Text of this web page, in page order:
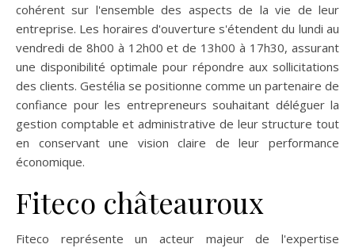
cohérent sur l'ensemble des aspects de la vie de leur
entreprise. Les horaires d'ouverture s'étendent du lundi au
vendredi de 8h00 à 12h00 et de 13h00 à 17h30, assurant
une disponibilité optimale pour répondre aux sollicitations
des clients. Gestélia se positionne comme un partenaire de
confiance pour les entrepreneurs souhaitant déléguer la
gestion comptable et administrative de leur structure tout
en conservant une vision claire de leur performance
économique.
Fiteco châteauroux
Fiteco représente un acteur majeur de l'expertise